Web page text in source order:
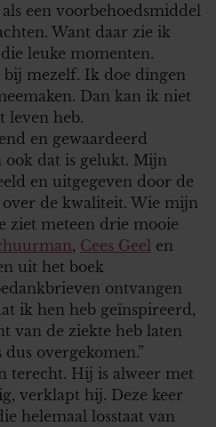
een voorbehoedsmiddel
Want daar zie ik
leuke momenten.
bij mezelf. Ik doe dingen
Dan kan ik niet
leven heb.
en gewaardeerd
dat is gelukt. Mijn
en uitgegeven door de
de kwaliteit. Wie mijn
ziet meteen drie mooie
, Cees Geel en
uit het boek
ontvangen
ik hen heb geïnspireerd,
van de ziekte heb laten
overgekomen.”
terecht. Hij is alweer met
verklapt hij. Deze keer
helemaal losstaat van